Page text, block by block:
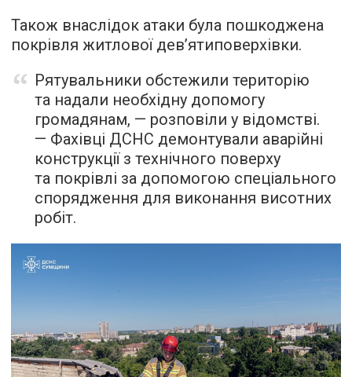
Також внаслідок атаки була пошкоджена
покрівля житлової дев’ятиповерхівки.
Рятувальники обстежили територію
та надали необхідну допомогу
громадянам, — розповіли у відомстві.
— Фахівці ДСНС демонтували аварійні
конструкції з технічного поверху
та покрівлі за допомогою спеціального
спорядження для виконання висотних
робіт.